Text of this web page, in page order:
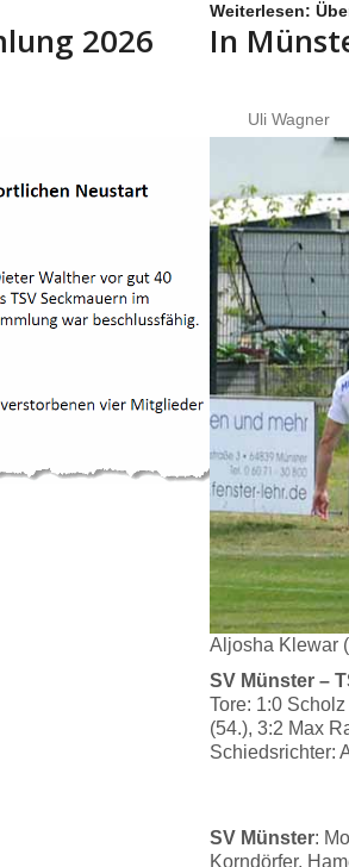
Weiterlesen:
2026 In
Uli Wagner
Aljosha Klewar
SV Münster –
Tore: 1:0
(54.), 3:2 Max
Schiedsrichter:
SV Münster:
Korndörfer,